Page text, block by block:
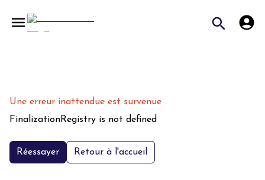
Une erreur inattendue est survenue
FinalizationRegistry is not defined
Réessayer Retour à l'accueil